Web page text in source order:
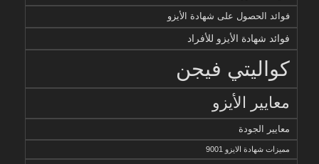
فوائد الحصول على شهادة الأيزو
فوائد شهادة الأيزو للأفراد
كواليتي فيجن
معايير الأيزو
معايير الجودة
مميزات شهادة الايزو 9001